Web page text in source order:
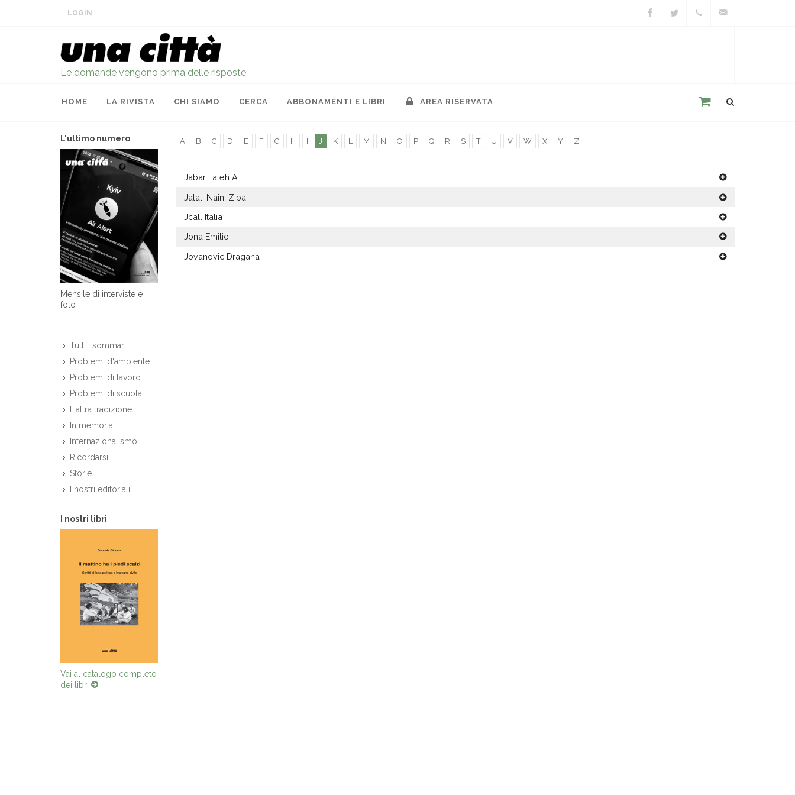
LOGIN
Le domande vengono prima delle risposte
HOME LA RIVISTA CHI SIAMO CERCA ABBONAMENTI E LIBRI AREA RISERVATA
L'ultimo numero
Mensile di interviste e
foto
Tutti i sommari
Problemi d'ambiente
Problemi di lavoro
Problemi di scuola
L'altra tradizione
In memoria
Internazionalismo
Ricordarsi
Storie
I nostri editoriali
I nostri libri
Vai al catalogo completo
dei libri
A B C D E F G H I J K L M N O P Q R S T U V W X Y Z
Jabar Faleh A.
Jalali Naini Ziba
Jcall Italia
Jona Emilio
Jovanovic Dragana